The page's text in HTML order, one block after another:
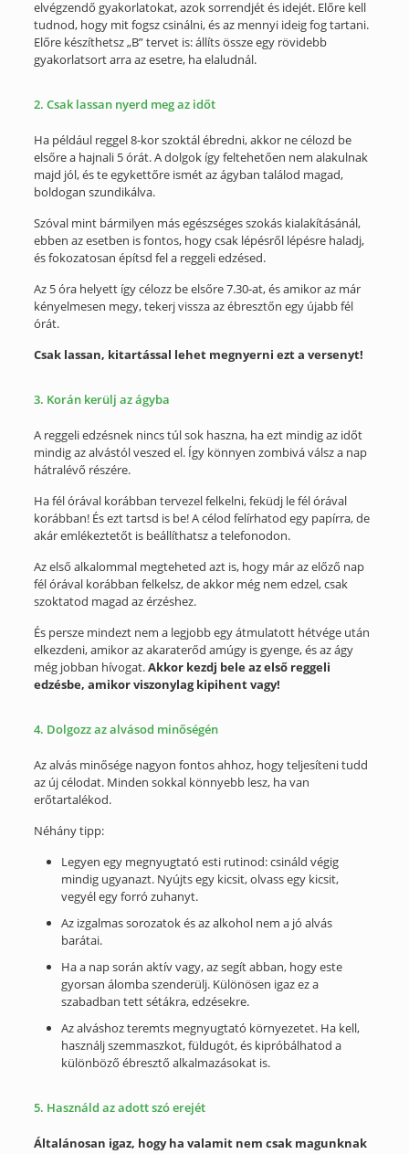
elvégzendő gyakorlatokat, azok sorrendjét és idejét. Előre kell
tudnod, hogy mit fogsz csinálni, és az mennyi ideig fog tartani.
Előre készíthetsz „B” tervet is: állíts össze egy rövidebb
gyakorlatsort arra az esetre, ha elaludnál.
2. Csak lassan nyerd meg az időt
Ha például reggel 8-kor szoktál ébredni, akkor ne célozd be
elsőre a hajnali 5 órát. A dolgok így feltehetően nem alakulnak
majd jól, és te egykettőre ismét az ágyban találod magad,
boldogan szundikálva.
Szóval mint bármilyen más egészséges szokás kialakításánál,
ebben az esetben is fontos, hogy csak lépésről lépésre haladj,
és fokozatosan építsd fel a reggeli edzésed.
Az 5 óra helyett így célozz be elsőre 7.30-at, és amikor az már
kényelmesen megy, tekerj vissza az ébresztőn egy újabb fél
órát.
Csak lassan, kitartással lehet megnyerni ezt a versenyt!
3. Korán kerülj az ágyba
A reggeli edzésnek nincs túl sok haszna, ha ezt mindig az időt
mindig az alvástól veszed el. Így könnyen zombivá válsz a nap
hátralévő részére.
Ha fél órával korábban tervezel felkelni, feküdj le fél órával
korábban! És ezt tartsd is be! A célod felírhatod egy papírra, de
akár emlékeztetőt is beállíthatsz a telefonodon.
Az első alkalommal megteheted azt is, hogy már az előző nap
fél órával korábban felkelsz, de akkor még nem edzel, csak
szoktatod magad az érzéshez.
És persze mindezt nem a legjobb egy átmulatott hétvége után
elkezdeni, amikor az akaraterőd amúgy is gyenge, és az ágy
még jobban hívogat.Akkor kezdj bele az első reggeli
edzésbe, amikor viszonylag kipihent vagy!
4. Dolgozz az alvásod minőségén
Az alvás minősége nagyon fontos ahhoz, hogy teljesíteni tudd
az új célodat. Minden sokkal könnyebb lesz, ha van
erőtartalékod.
Néhány tipp:
Legyen egy megnyugtató esti rutinod: csináld végig
mindig ugyanazt. Nyújts egy kicsit, olvass egy kicsit,
vegyél egy forró zuhanyt.
Az izgalmas sorozatok és az alkohol nem a jó alvás
barátai.
Ha a nap során aktív vagy, az segít abban, hogy este
gyorsan álomba szenderülj. Különösen igaz ez a
szabadban tett sétákra, edzésekre.
Az alváshoz teremts megnyugtató környezetet. Ha kell,
használj szemmaszkot, füldugót, és kipróbálhatod a
különböző ébresztő alkalmazásokat is.
5. Használd az adott szó erejét
Általánosan igaz, hogy ha valamit nem csak magunknak